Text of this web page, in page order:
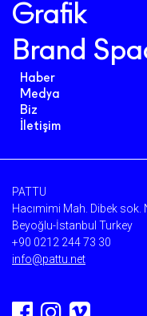
PATTU
Hacımimi Mah. Dibek sok.
Beyoğlu-İstanbul Turkey
+90 0212 244 73 30
info@pattu.net
Grafik
Brand
Haber
Medya
Biz
İletişim